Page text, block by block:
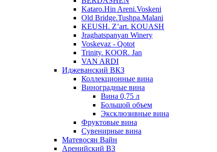
Kataro.Hin Areni.Voskeni
Old Bridge.Tushpa.Malani
KEUSH. Z’art. KOUASH
Jraghatspanyan Winery
Voskevaz - Qotot
Trinity. KOOR. Jan
VAN ARDI
Иджеванский ВКЗ
Коллекционные вина
Виноградные вина
Вина 0,75 л
Большой объем
Эксклюзивные вина
Фруктовые вина
Cувенирные вина
Матевосян Вайн
Аренийский ВЗ